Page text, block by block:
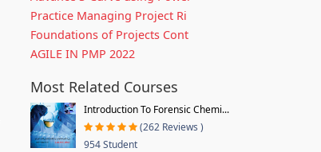
Practice Managing Project Ri
Foundations of Projects Cont
AGILE IN PMP 2022
Most Related Courses
Introduction To Forensic Chemi...
(262 Reviews )
954 Student